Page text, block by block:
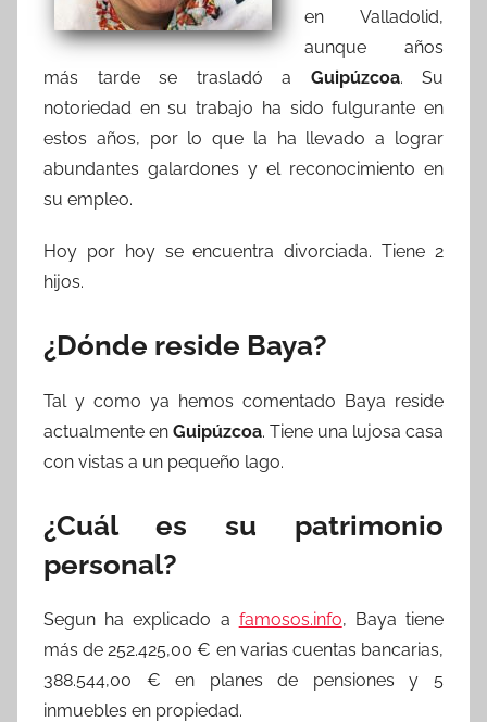
en Valladolid,
aunque años
más tarde se trasladó a Guipúzcoa. Su
notoriedad en su trabajo ha sido fulgurante en
estos años, por lo que la ha llevado a lograr
abundantes galardones y el reconocimiento en
su empleo.
Hoy por hoy se encuentra divorciada. Tiene 2
hijos.
¿Dónde reside Baya?
Tal y como ya hemos comentado Baya reside
actualmente en Guipúzcoa. Tiene una lujosa casa
con vistas a un pequeño lago.
¿Cuál es su patrimonio
personal?
Segun ha explicado a famosos.info, Baya tiene
más de 252.425,00 € en varias cuentas bancarias,
388.544,00 € en planes de pensiones y 5
inmuebles en propiedad.